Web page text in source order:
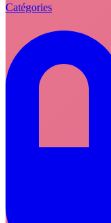
Catégories